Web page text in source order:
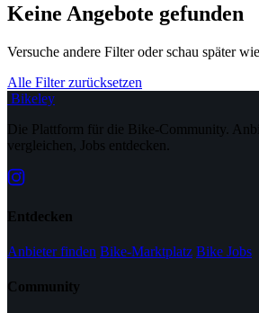
Keine Angebote gefunden
Versuche andere Filter oder schau später
Alle Filter zurücksetzen
Bikeley
Die Plattform für die Bike-Community.
vergleichen, Jobs entdecken.
Entdecken
Anbieter finden Bike-Marktplatz Bike Jobs
Community